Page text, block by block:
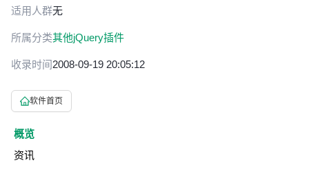
适用人群无
所属分类其他jQuery插件
收录时间2008-09-19 20:05:12
软件首页
概览
资讯